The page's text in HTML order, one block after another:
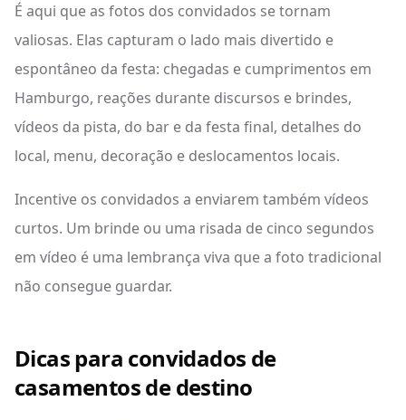
É aqui que as fotos dos convidados se tornam
valiosas. Elas capturam o lado mais divertido e
espontâneo da festa: chegadas e cumprimentos em
Hamburgo, reações durante discursos e brindes,
vídeos da pista, do bar e da festa final, detalhes do
local, menu, decoração e deslocamentos locais.
Incentive os convidados a enviarem também vídeos
curtos. Um brinde ou uma risada de cinco segundos
em vídeo é uma lembrança viva que a foto tradicional
não consegue guardar.
Dicas para convidados de
casamentos de destino